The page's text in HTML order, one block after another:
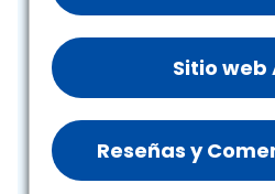
Sitio web
Reseñas y